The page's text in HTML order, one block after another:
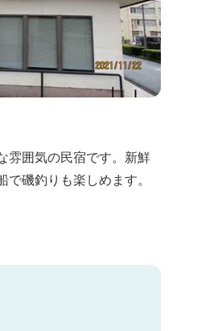
雰囲気の民宿です。新鮮
磯釣りも楽しめます。